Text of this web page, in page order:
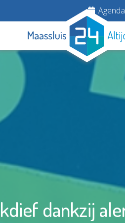
Agenda
dankzij